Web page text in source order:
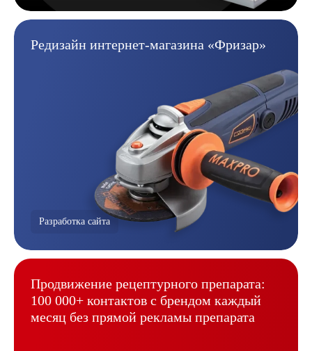
Редизайн интернет-магазина «Фризар»
Разработка сайта
Продвижение рецептурного препарата:
100 000+ контактов с брендом каждый
месяц без прямой рекламы препарата